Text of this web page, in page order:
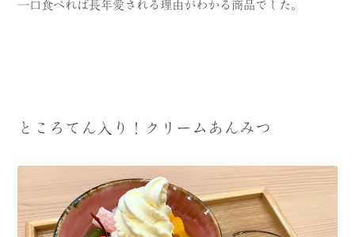
一口食べれば長年愛される理由がわかる商品でした。
ところてん入り！クリームあんみつ